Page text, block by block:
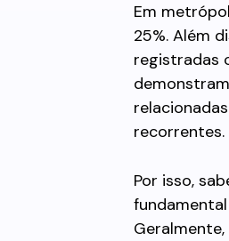
Em
25%. Além
registradas
recorrentes.
Por isso,